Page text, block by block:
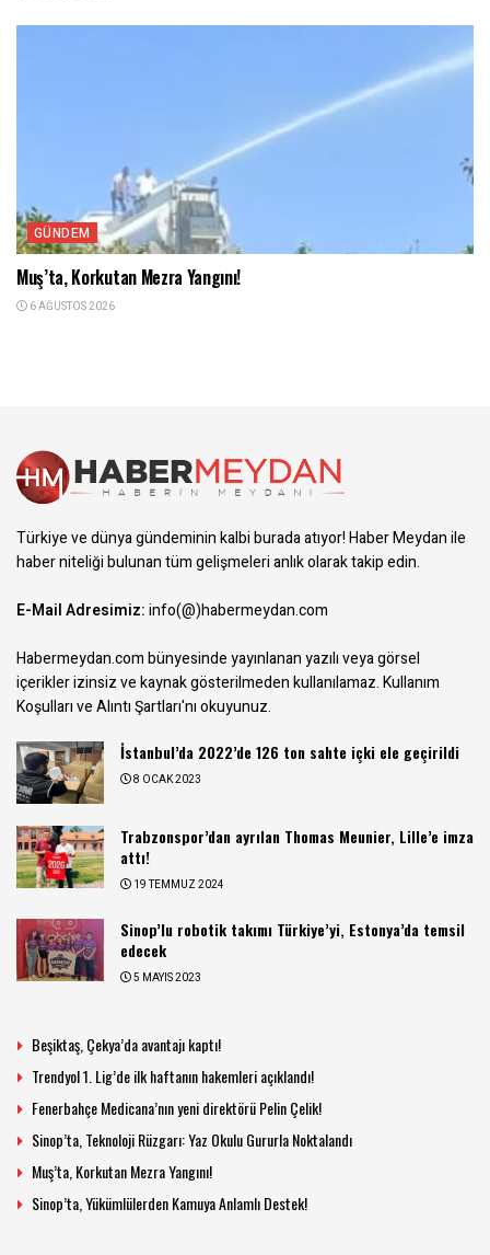
GÜNDEM
Muş’ta, Korkutan Mezra Yangını!
6 AĞUSTOS 2026
Türkiye ve dünya gündeminin kalbi burada atıyor! Haber Meydan ile
haber niteliği bulunan tüm gelişmeleri anlık olarak takip edin.
E-Mail Adresimiz:info(@)habermeydan.com
Habermeydan.com bünyesinde yayınlanan yazılı veya görsel
içerikler izinsiz ve kaynak gösterilmeden kullanılamaz.Kullanım
Koşulları ve Alıntı Şartları'nı okuyunuz.
İstanbul’da 2022’de 126 ton sahte içki ele geçirildi
8 OCAK 2023
Trabzonspor’dan ayrılan Thomas Meunier, Lille’e imza
attı!
19 TEMMUZ 2024
Sinop’lu robotik takımı Türkiye’yi, Estonya’da temsil
edecek
5 MAYIS 2023
Beşiktaş, Çekya’da avantajı kaptı!
Trendyol 1. Lig’de ilk haftanın hakemleri açıklandı!
Fenerbahçe Medicana’nın yeni direktörü Pelin Çelik!
Sinop’ta, Teknoloji Rüzgarı: Yaz Okulu Gururla Noktalandı
Muş’ta, Korkutan Mezra Yangını!
Sinop’ta, Yükümlülerden Kamuya Anlamlı Destek!